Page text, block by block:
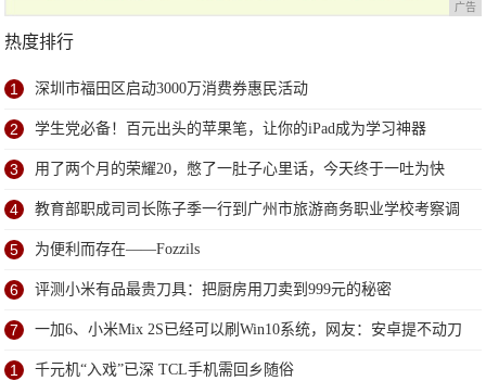
广告
热度排行
1 深圳市福田区启动3000万消费券惠民活动
2 学生党必备！百元出头的苹果笔，让你的iPad成为学习神器
3 用了两个月的荣耀20，憋了一肚子心里话，今天终于一吐为快
4 教育部职成司司长陈子季一行到广州市旅游商务职业学校考察调
研
5 为便利而存在——Fozzils
6 评测小米有品最贵刀具：把厨房用刀卖到999元的秘密
7 一加6、小米Mix 2S已经可以刷Win10系统，网友：安卓提不动刀
了？
1 千元机“入戏”已深 TCL手机需回乡随俗